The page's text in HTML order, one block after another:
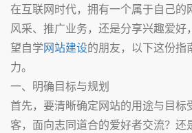
在互联网时代，拥有一个属于自己的
风采、推广业务，还是分享兴趣爱好
望自学网站建设的朋友，以下这份指
力。
一、明确目标与规划
首先，要清晰确定网站的用途与目标
客，面向志同道合的爱好者交流？还